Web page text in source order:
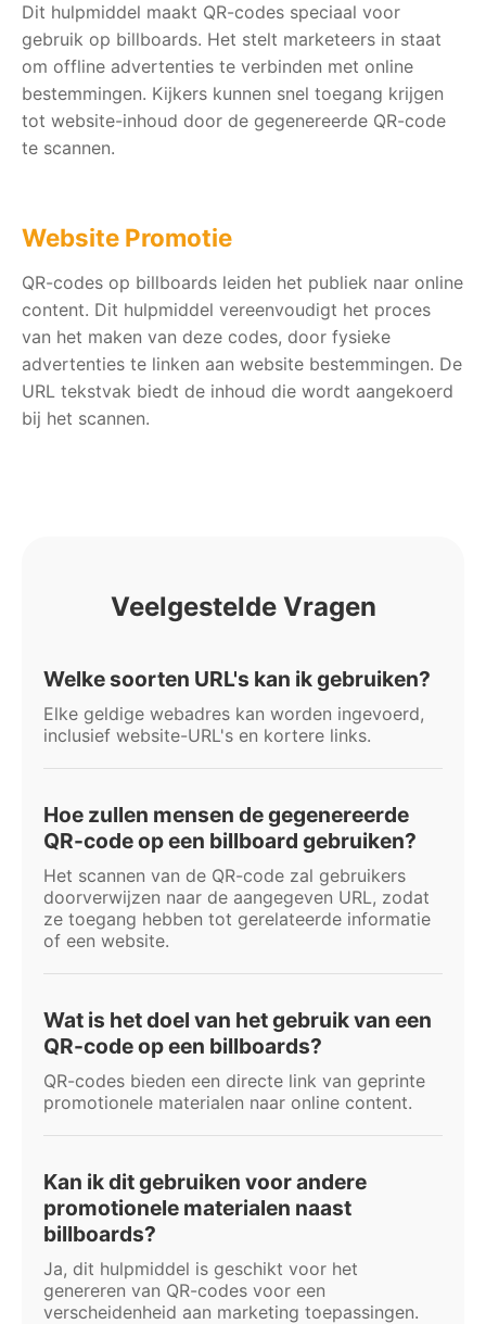
Dit hulpmiddel maakt QR-codes speciaal voor
gebruik op billboards. Het stelt marketeers in staat
om offline advertenties te verbinden met online
bestemmingen. Kijkers kunnen snel toegang krijgen
tot website-inhoud door de gegenereerde QR-code
te scannen.
Website Promotie
QR-codes op billboards leiden het publiek naar online
content. Dit hulpmiddel vereenvoudigt het proces
van het maken van deze codes, door fysieke
advertenties te linken aan website bestemmingen. De
URL tekstvak biedt de inhoud die wordt aangekoerd
bij het scannen.
Veelgestelde Vragen
Welke soorten URL's kan ik gebruiken?
Elke geldige webadres kan worden ingevoerd,
inclusief website-URL's en kortere links.
Hoe zullen mensen de gegenereerde
QR-code op een billboard gebruiken?
Het scannen van de QR-code zal gebruikers
doorverwijzen naar de aangegeven URL, zodat
ze toegang hebben tot gerelateerde informatie
of een website.
Wat is het doel van het gebruik van een
QR-code op een billboards?
QR-codes bieden een directe link van geprinte
promotionele materialen naar online content.
Kan ik dit gebruiken voor andere
promotionele materialen naast
billboards?
Ja, dit hulpmiddel is geschikt voor het
genereren van QR-codes voor een
verscheidenheid aan marketing toepassingen.